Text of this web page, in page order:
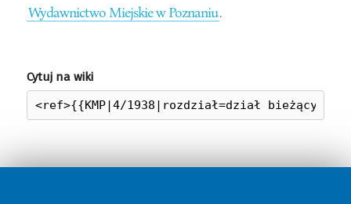
Wydawnictwo Miejskie w Poznaniu.
Cytuj na wiki